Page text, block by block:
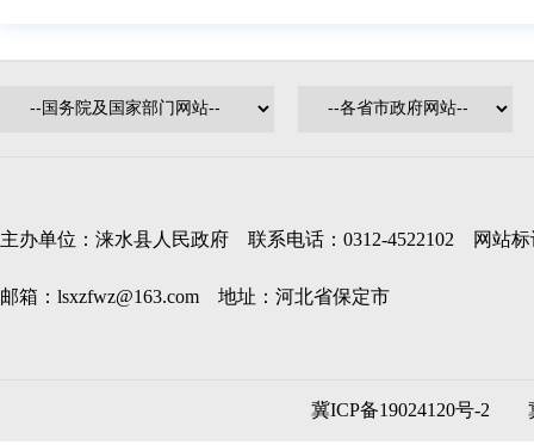
主办单位：涞水县人民政府 联系电话：0312-4522102 网站标
邮箱：lsxzfwz@163.com 地址：河北省保定市
冀ICP备19024120号-2